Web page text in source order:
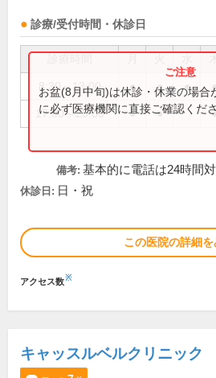
診療/受付時間・休診日
8:30～13:00 ● ● ● ●
17:00～20:00 ● ● ●
お盆(8月中旬)は休診・休業の場合
に必ず医療機関に直接ご確認くださ
備考: 基本的に電話は24時間
休診日: 日・祝
この医院の詳細を
アクセス数※
キャッスルベルクリニック